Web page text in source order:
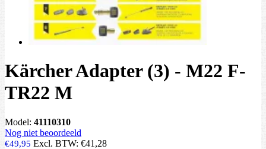
Kärcher Adapter (3) - M22 F-
TR22 M
Model: 41110310
Nog niet beoordeeld
€49,95 Excl. BTW: €41,28